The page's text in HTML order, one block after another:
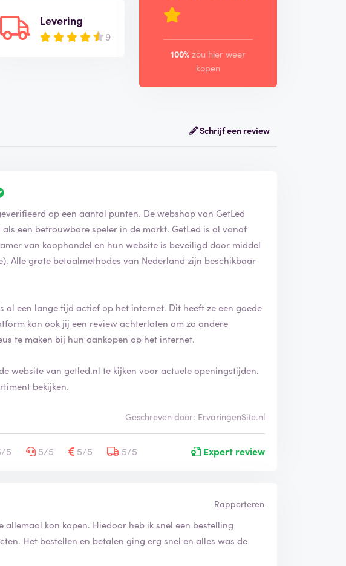
Levering
9
100% zou hier weer
kopen
Schrijf een review
op een aantal punten. De webshop van GetLed
als een betrouwbare speler in de markt. GetLed is al vanaf
van koophandel en hun website is beveiligd door middel
Alle grote betaalmethodes van Nederland zijn beschikbaar
al een lange tijd actief op het internet. Dit heeft ze een goede
kan ook jij een review achterlaten om zo andere
te maken bij hun aankopen op het internet.
website van getled.nl te kijken voor actuele openingstijden.
bekijken.
Geschreven door: ErvaringenSite.nl
5 5/5 5/5 5/5 Expert review
Rapporteren
allemaal kon kopen. Hiedoor heb ik snel een bestelling
Het bestellen en betalen ging erg snel en alles was de